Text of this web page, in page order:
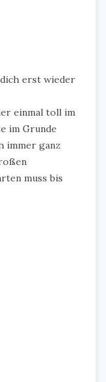
erst wieder
einmal toll im
im Grunde
immer ganz
muss bis